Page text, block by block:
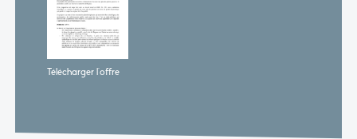
Télécharger l'offre